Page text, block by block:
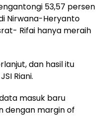
53,57 persen
Nirwana-Heryanto
Rifai hanya meraih
dan hasil itu
Riani.
masuk baru
dengan margin of